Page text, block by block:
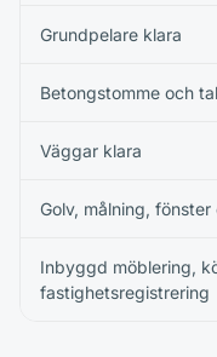
Grundpelare klara
Betongstomme och
Väggar klara
Golv, målning,
Inbyggd möblering,
fastighetsregistrering